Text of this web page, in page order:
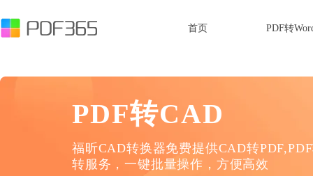
首页 PDF转
PDF转CAD
福昕CAD转换器免费提供CAD转
转服务，一键批量操作，方便高效